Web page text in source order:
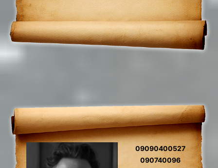
foto reading.
09090400527
090740096